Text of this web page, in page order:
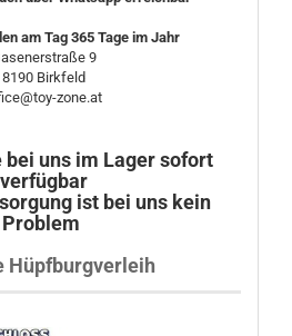
am Tag 365 Tage im Jahr
9
8190 Birkfeld
zone.at
bei uns im Lager sofort
verfügbar
ist bei uns kein
Problem
Hüpfburgverleih